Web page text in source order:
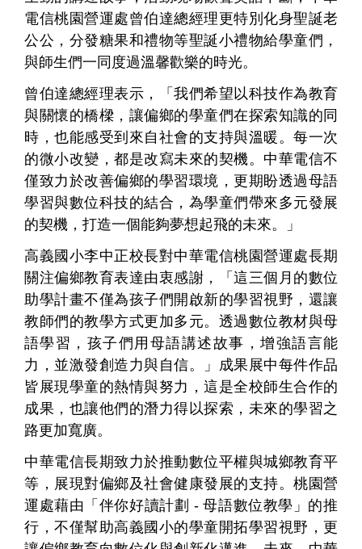
家
庭
業
際
研
發
我
們
電信桃園營運處曾伯達總經理更特別化身聖誕老
公公，分發糖果和禮物等聖誕小禮物給學童們，
與師生們一同度過溫馨歡樂的時光。
曾伯達總經理表示，「我們希望以科技作為教育
與關懷的橋樑，讓偏鄉的學童們在探索知識的同
時，也能感受到來自社會的支持與溫暖。每一次
的微小改變，都是改寫未來的契機。中華電信不
僅致力於改善偏鄉的學習環境，更期盼透過母語
學習與數位科技的結合，為學童們帶來多元發展
的契機，打造一個能夠夢想起飛的未來。」
高義國小李中正校長對中華電信桃園營運處長期
關注偏鄉教育表達由衷感謝，「這三個月的數位
助學計畫不僅為孩子們開啟新的學習視野，還讓
教師們的教學方式更加多元。透過數位教材與母
語學習，孩子們用母語講述故事，增強語言能
力，並激發創造力與自信。」成果展中每件作品
皆展現學童的熱情與努力，這是全校師生合作的
成果，也讓他們的潛力得以探索，未來的學習之
路更加寬廣。
中華電信長期致力於推動數位平權與城鄉教育平
等，展現對偏鄉及社會健康發展的支持。桃園營
運處藉由「伴你好讀計劃 - 母語數位教學」的推
行，不僅幫助高義國小的學童開拓學習視野，更